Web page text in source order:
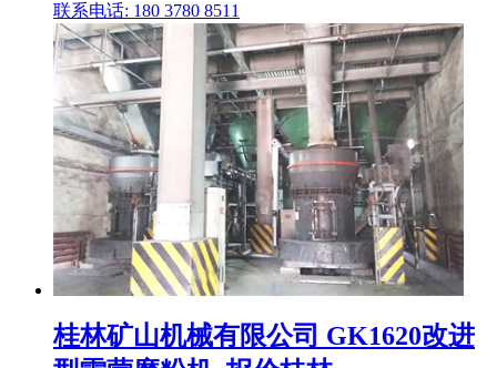
联系电话: 180 3780 8511
桂林矿山机械有限公司 GK1620改进